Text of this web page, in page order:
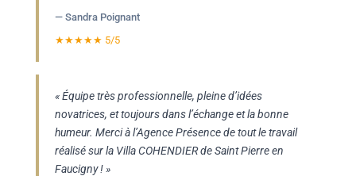
— Sandra Poignant
★★★★★ 5/5
« Équipe très professionnelle, pleine d’idées
novatrices, et toujours dans l’échange et la bonne
humeur. Merci à l’Agence Présence de tout le travail
réalisé sur la Villa COHENDIER de Saint Pierre en
Faucigny ! »